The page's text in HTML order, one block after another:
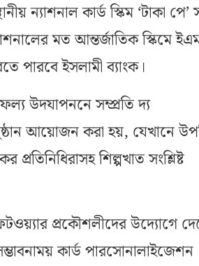
ন্যাশনাল কার্ড স্কিম ‘টাকা পে’
মত আন্তর্জাতিক স্কিমে
পারবে ইসলামী ব্যাংক।
উদযাপননে সম্প্রতি দ্য
আয়োজন করা হয়, যেখানে
শিল্পখাত সংশ্লিষ্ট
প্রকৌশলীদের উদ্যোগে
কার্ড পারসোনালাইজেশন